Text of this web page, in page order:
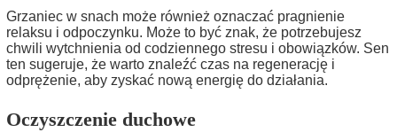
Grzaniec w snach może również oznaczać pragnienie
relaksu i odpoczynku. Może to być znak, że potrzebujesz
chwili wytchnienia od codziennego stresu i obowiązków. Sen
ten sugeruje, że warto znaleźć czas na regenerację i
odprężenie, aby zyskać nową energię do działania.
Oczyszczenie duchowe